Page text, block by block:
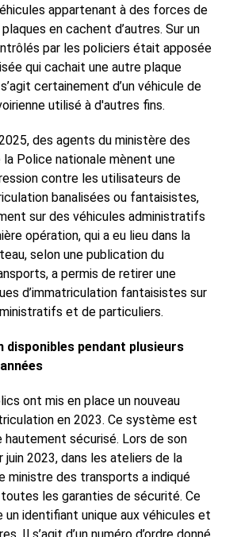
appartenant à des forces de
plaques en cachent d’autres. Sur un
par les policiers était apposée
qui cachait une autre plaque
certainement d’un véhicule de
utilisé à d'autres fins.
des agents du ministère des
Police nationale mènent une
contre les utilisateurs de
banalisées ou fantaisistes,
sur des véhicules administratifs
opération, qui a eu lieu dans la
selon une publication du
a permis de retirer une
d’immatriculation fantaisistes sur
et de particuliers.
disponibles pendant plusieurs
ont mis en place un nouveau
en 2023. Ce système est
sécurisé. Lors de son
juin 2023, dans les ateliers de la
ministre des transports a indiqué
les garanties de sécurité. Ce
identifiant unique aux véhicules et